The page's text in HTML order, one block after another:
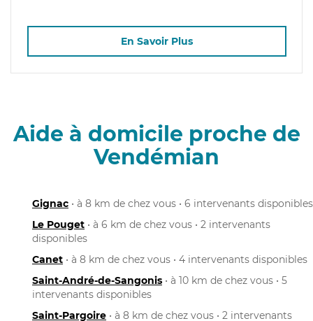
En Savoir Plus
Aide à domicile proche de
Vendémian
Gignac • à 8 km de chez vous • 6 intervenants disponibles
Le Pouget • à 6 km de chez vous • 2 intervenants
disponibles
Canet • à 8 km de chez vous • 4 intervenants disponibles
Saint-André-de-Sangonis • à 10 km de chez vous • 5
intervenants disponibles
Saint-Pargoire • à 8 km de chez vous • 2 intervenants